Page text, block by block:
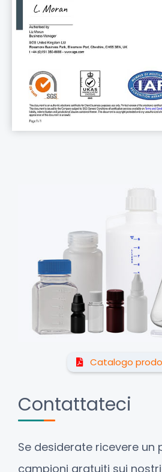
Catalogo
Contattateci
Se desiderate ricevere un
campioni gratuiti sui